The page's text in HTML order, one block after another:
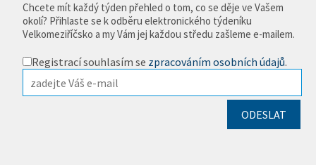
Chcete mít každý týden přehled o tom, co se děje ve Vašem
okolí? Přihlaste se k odběru elektronického týdeníku
Velkomeziříčsko a my Vám jej každou středu zašleme e-mailem.
Registrací souhlasím se zpracováním osobních údajů.